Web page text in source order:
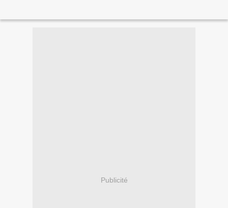
Publicité